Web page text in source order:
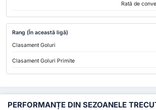
Rată de
Rang (În această ligă)
Clasament Goluri
Clasament Goluri Primite
PERFORMANȚE DIN SEZOANELE